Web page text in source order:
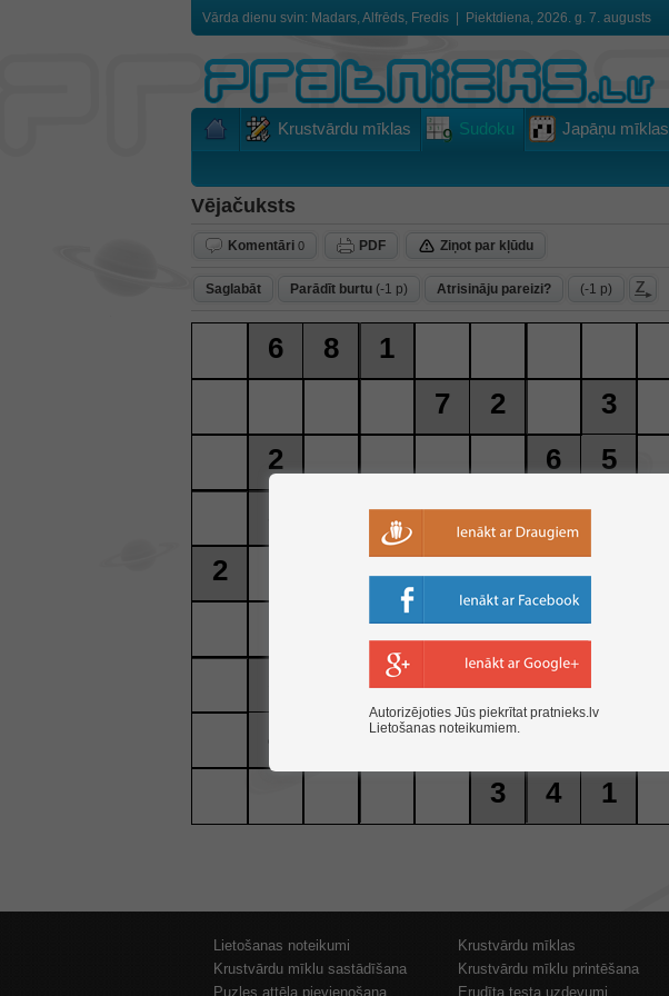
Vārda dienu svin: Madars, Alfrēds, Fredis Piektdiena, 2026. g. 7. augusts
Krustvārdu mīklas Sudoku Japāņu mīklas
Vējačuksts
Komentāri 0 PDF Ziņot par kļūdu
Saglabāt Parādīt burtu (-1 p) Atrisināju pareizi? (-1 p)
6 8
1
7
2
3
2
6
5
2
5
2
4 8
9
1 3
4
2
3
4 1
Lietošanas noteikumi
Krustvārdu mīklas
Krustvārdu mīklu sastādīšana
Krustvārdu mīklu printēšana
Puzles attēla pievienošana
Erudīta testa uzdevumi
Autorizējoties Jūs piekrītat pratnieks.lv
Lietošanas noteikumiem.